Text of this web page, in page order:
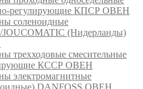
регулирующие КПСР ОВЕН
соленоидные
JOUCOMATIC (Нидерланды)
трехходовые смесительные
КССР ОВЕН
электромагнитные
DANFOSS ОВЕН